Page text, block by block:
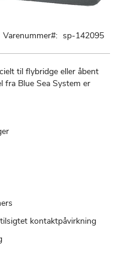
Varenummer sp-142095
til flybridge eller åbent
fra Blue Sea System er
kontaktpåvirkning